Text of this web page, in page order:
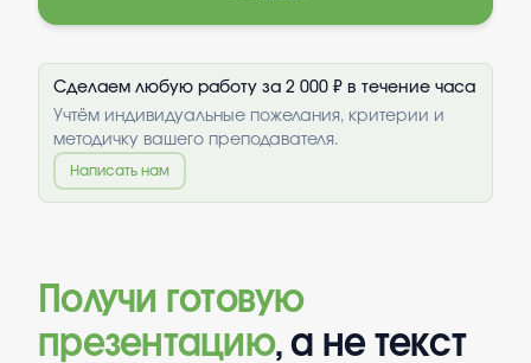
Сделаем любую работу за 2 000 ₽ в течение часа
Учтём индивидуальные пожелания, критерии и
методичку вашего преподавателя.
Написать нам
Получи готовую
презентацию, а не текст